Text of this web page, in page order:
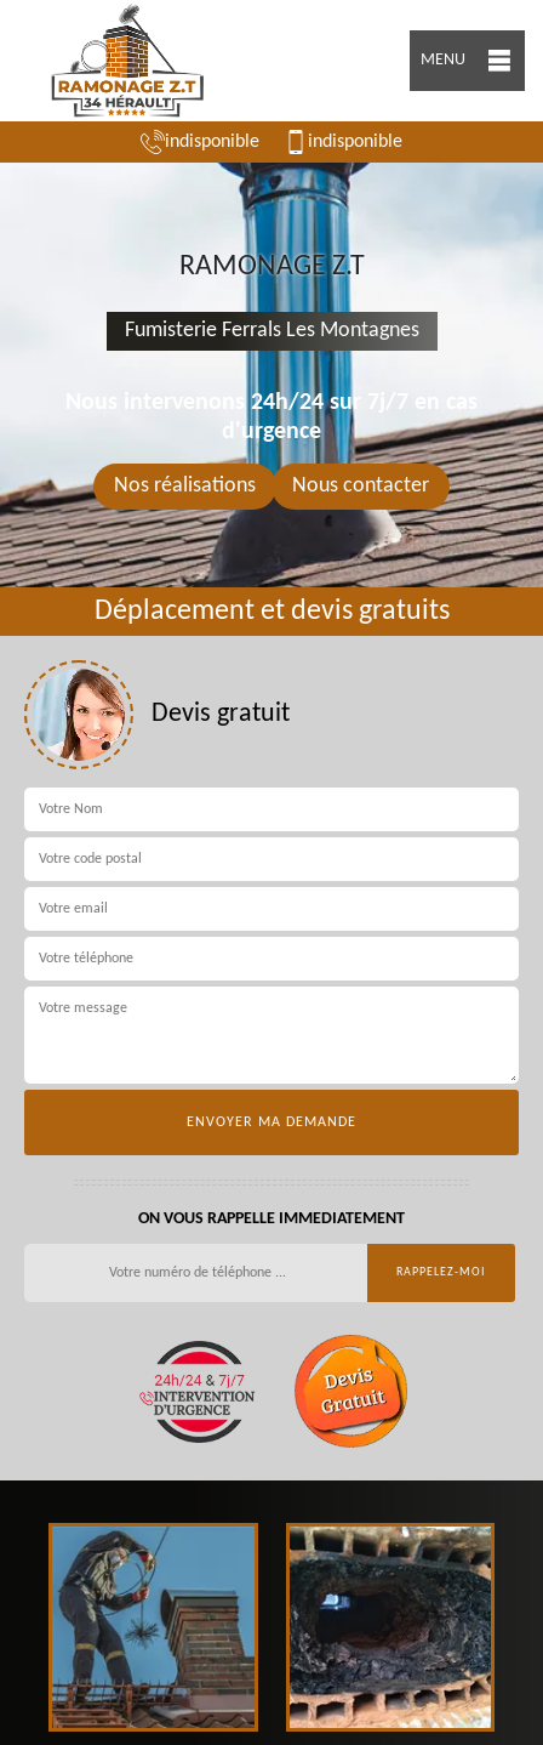
MENU
indisponible indisponible
RAMONAGE Z.T
Fumisterie Ferrals Les Montagnes
Nous intervenons 24h/24 sur 7j/7 en cas
d'urgence
Nos réalisations Nous contacter
Déplacement et devis gratuits
Devis gratuit
ON VOUS RAPPELLE IMMEDIATEMENT